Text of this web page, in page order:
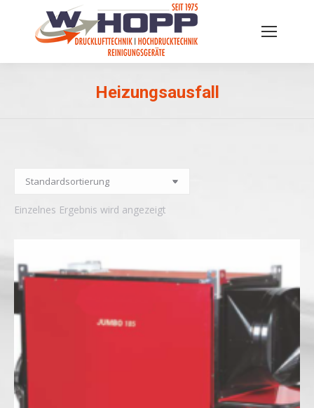
Heizungsausfall
Einzelnes Ergebnis wird angezeigt